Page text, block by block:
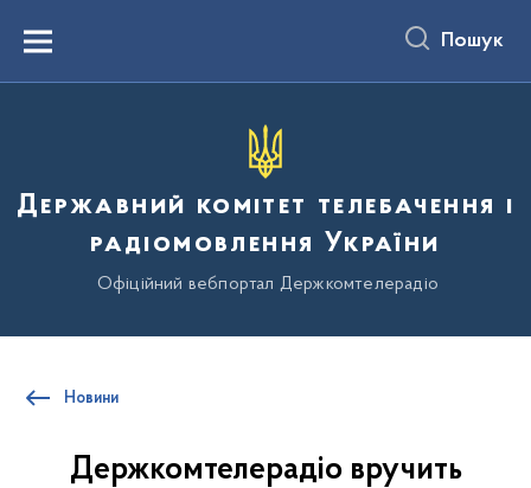
вмістуMenu Пошук
Державний комітет телебачення і
радіомовлення України
Офіційний вебпортал Держкомтелерадіо
Новини
Держкомтелерадіо вручить